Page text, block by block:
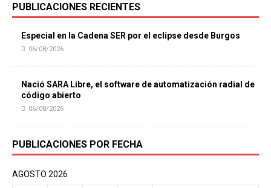
PUBLICACIONES RECIENTES
Especial en la Cadena SER por el eclipse desde Burgos
06/08/2026
Nació SARA Libre, el software de automatización radial de
código abierto
06/08/2026
PUBLICACIONES POR FECHA
AGOSTO 2026